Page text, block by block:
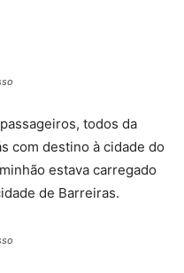
todos da
com destino à cidade do
estava carregado
de Barreiras.